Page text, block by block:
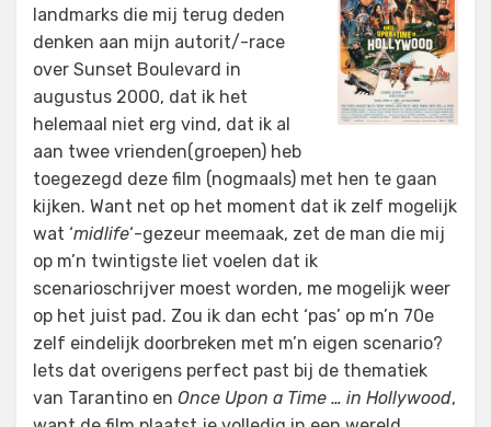
landmarks die mij terug deden
denken aan mijn autorit/-race
over Sunset Boulevard in
augustus 2000, dat ik het
helemaal niet erg vind, dat ik al
aan twee vrienden(groepen) heb
toegezegd deze film (nogmaals) met hen te gaan
kijken. Want net op het moment dat ik zelf mogelijk
wat ‘midlife‘-gezeur meemaak, zet de man die mij
op m’n twintigste liet voelen dat ik
scenarioschrijver moest worden, me mogelijk weer
op het juist pad. Zou ik dan echt ‘pas’ op m’n 70e
zelf eindelijk doorbreken met m’n eigen scenario?
Iets dat overigens perfect past bij de thematiek
van Tarantino en Once Upon a Time … in Hollywood,